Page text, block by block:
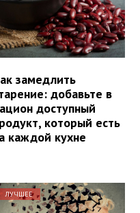
замедлить
добавьте в
доступный
который есть
каждой кухне
ЛУЧШЕЕ